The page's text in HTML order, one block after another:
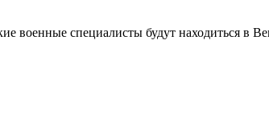
специалисты будут находиться в